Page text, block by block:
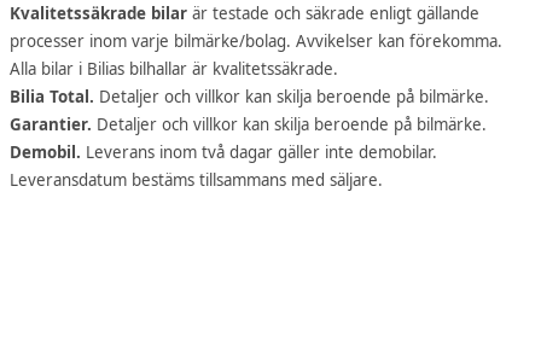
Kvalitetssäkrade bilar är testade och säkrade enligt gällande
processer inom varje bilmärke/bolag. Avvikelser kan förekomma.
Alla bilar i Bilias bilhallar är kvalitetssäkrade.
Bilia Total. Detaljer och villkor kan skilja beroende på bilmärke.
Garantier. Detaljer och villkor kan skilja beroende på bilmärke.
Demobil. Leverans inom två dagar gäller inte demobilar.
Leveransdatum bestäms tillsammans med säljare.